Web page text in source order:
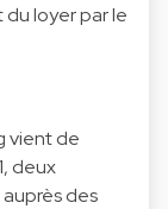
loyer par le
vient de
deux
des